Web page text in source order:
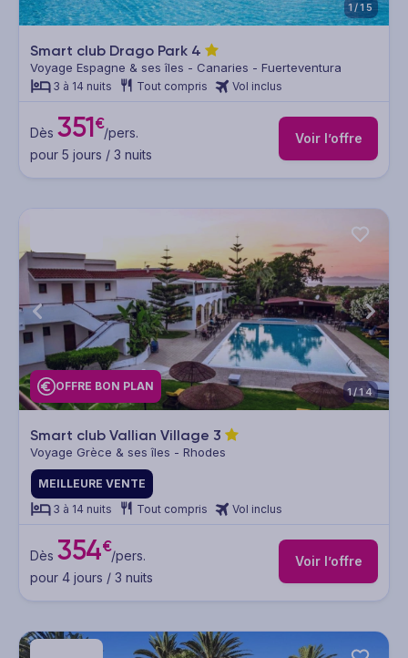
1/15
Smart club Drago Park 4
Voyage Espagne & ses îles - Canaries - Fuerteventura
3 à 14 nuits Tout compris Vol inclus
Dès 351€/pers.
pour 5 jours / 3 nuits
Voir l’offre
OFFRE BON PLAN 1/14
Smart club Vallian Village 3
Voyage Grèce & ses îles - Rhodes
MEILLEURE VENTE
3 à 14 nuits
Tout compris Vol inclus
Dès 354€/pers.
pour 4 jours / 3 nuits
Voir l’offre